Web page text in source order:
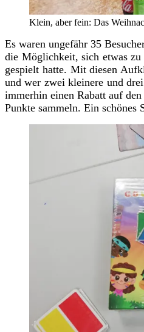
Klein, aber fein: Das
Es waren ungefähr 35
die Möglichkeit, sich etwas zu
gespielt hatte. Mit diesen
und wer zwei kleinere und
immerhin einen Rabatt auf
Punkte sammeln. Ein schönes